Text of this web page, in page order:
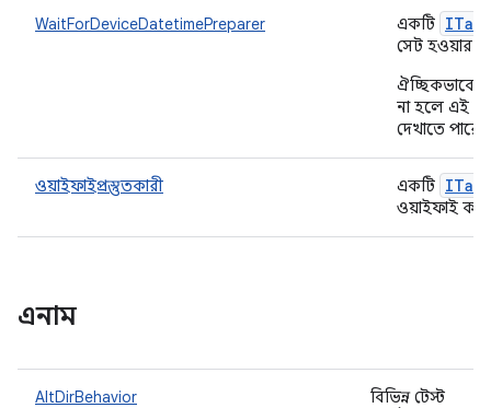
WaitForDeviceDatetimePreparer একটি
সেট হওয়ার
ঐচ্ছিকভাবে,
না হলে এই
দেখাতে পারে।
ওয়াইফাইপ্রস্তুতকারী একটি
ওয়াইফাই
এনাম
AltDirBehavior
বিভিন্ন টেস্ট